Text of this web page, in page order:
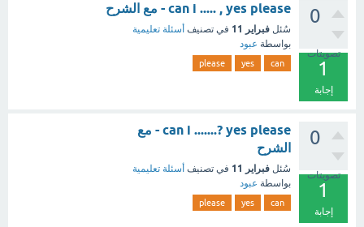
0
تصويتات
1
إجابة
can i ..... , yes please - مع الشرح
سُئل فبراير 11 في تصنيف أسئلة تعليمية
بواسطة عبود
can
yes
please
0
تصويتات
1
إجابة
can i .......? yes please - مع
الشرح
سُئل فبراير 11 في تصنيف أسئلة تعليمية
بواسطة عبود
can
yes
please